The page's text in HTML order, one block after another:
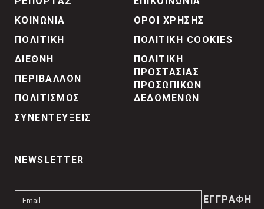
ΚΟΙΝΩΝΙΑ
ΠΟΛΙΤΙΚΗ
ΔΙΕΘΝΗ
ΠΕΡΙΒΑΛΛΟΝ
ΠΟΛΙΤΙΣΜΟΣ
ΣΥΝΕΝΤΕΥΞΕΙΣ
ΟΡΟΙ ΧΡΗΣΗΣ
ΠΟΛΙΤΙΚΗ COOKIES
ΠΟΛΙΤΙΚΗ
ΠΡΟΣΤΑΣΙΑΣ
ΠΡΟΣΩΠΙΚΩΝ
ΔΕΔΟΜΕΝΩΝ
NEWSLETTER